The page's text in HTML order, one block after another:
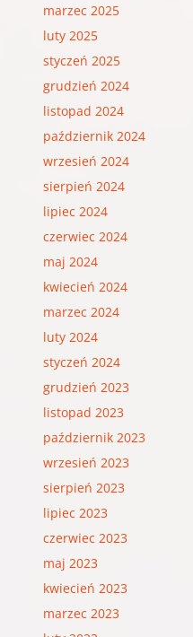
marzec 2025
luty 2025
styczeń 2025
grudzień 2024
listopad 2024
październik 2024
wrzesień 2024
sierpień 2024
lipiec 2024
czerwiec 2024
maj 2024
kwiecień 2024
marzec 2024
luty 2024
styczeń 2024
grudzień 2023
listopad 2023
październik 2023
wrzesień 2023
sierpień 2023
lipiec 2023
czerwiec 2023
maj 2023
kwiecień 2023
marzec 2023